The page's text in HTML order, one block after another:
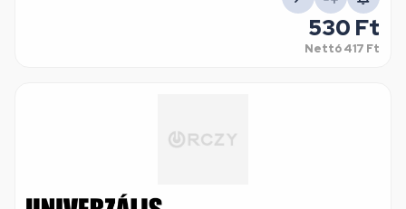
530 Ft
Nettó417 Ft